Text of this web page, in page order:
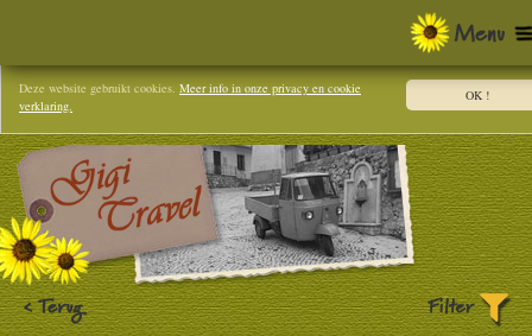
OK !
Deze website gebruikt cookies. Meer info in onze privacy en cookie
verklaring.